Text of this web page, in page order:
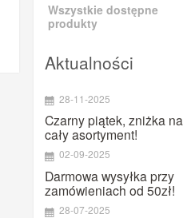
Gold Nutrition
Lazer
MarshGuard
MAURTEN
Maxim
Megmeister
Mountaindrop
Wszystkie dostępne
produkty
Aktualności
28-11-2025
Czarny piątek, zniżka na
cały asortyment!
02-09-2025
Darmowa wysyłka przy
zamówieniach od 50zł!
28-07-2025